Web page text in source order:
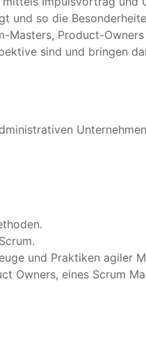
und so die
Masters, Product-
sind und bringen
und Praktiken agiler
Owners, eines Scrum